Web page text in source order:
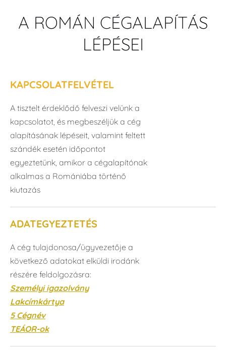
A ROMÁN CÉGALAPÍTÁS
LÉPÉSEI
KAPCSOLATFELVÉTEL
A tisztelt érdeklődő felveszi velünk a
kapcsolatot, és megbeszéljük a cég
alapításának lépéseit, valamint feltett
szándék esetén időpontot
egyeztetünk, amikor a cégalapítónak
alkalmas a Romániába történő
kiutazás
ADATEGYEZTETÉS
A cég tulajdonosa/ügyvezetője a
következő adatokat elküldi irodánk
részére feldolgozásra:
Személyi igazolvány
Lakcímkártya
5 Cégnév
TEÁOR-ok